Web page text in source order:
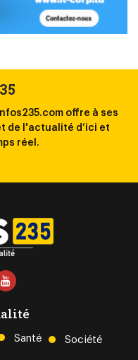
offre à ses
de l'actualité d’ici et
réel.
Santé Société